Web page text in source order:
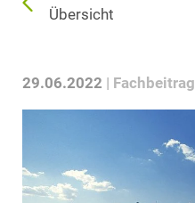
Übersicht
29.06.2022 Fachbeitrag